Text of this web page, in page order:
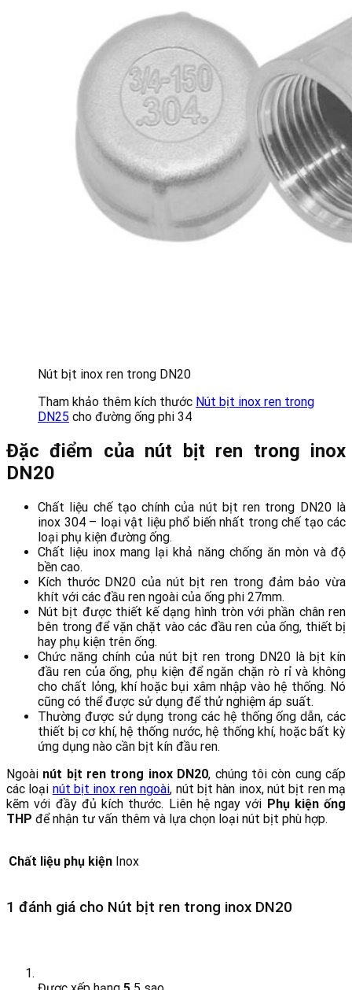
Nút bịt inox ren trong DN20
Tham khảo thêm kích thước Nút bịt inox ren trong
DN25 cho đường ống phi 34
Đặc điểm của nút bịt ren trong inox
DN20
Chất liệu chế tạo chính của nút bịt ren trong DN20 là
inox 304 – loại vật liệu phổ biến nhất trong chế tạo các
loại phụ kiện đường ống.
Chất liệu inox mang lại khả năng chống ăn mòn và độ
bền cao.
Kích thước DN20 của nút bịt ren trong đảm bảo vừa
khít với các đầu ren ngoài của ống phi 27mm.
Nút bịt được thiết kế dạng hình tròn với phần chân ren
bên trong để vặn chặt vào các đầu ren của ống, thiết bị
hay phụ kiện trên ống.
Chức năng chính của nút bịt ren trong DN20 là bịt kín
đầu ren của ống, phụ kiện để ngăn chặn rò rỉ và không
cho chất lỏng, khí hoặc bụi xâm nhập vào hệ thống. Nó
cũng có thể được sử dụng để thử nghiệm áp suất.
Thường được sử dụng trong các hệ thống ống dẫn, các
thiết bị cơ khí, hệ thống nước, hệ thống khí, hoặc bất kỳ
ứng dụng nào cần bịt kín đầu ren.
Ngoài nút bịt ren trong inox DN20, chúng tôi còn cung cấp
các loại nút bịt inox ren ngoài, nút bịt hàn inox, nút bịt ren mạ
kẽm với đầy đủ kích thước. Liên hệ ngay với Phụ kiện ống
THP để nhận tư vấn thêm và lựa chọn loại nút bịt phù hợp.
Chất liệu phụ kiện Inox
1 đánh giá cho Nút bịt ren trong inox DN20